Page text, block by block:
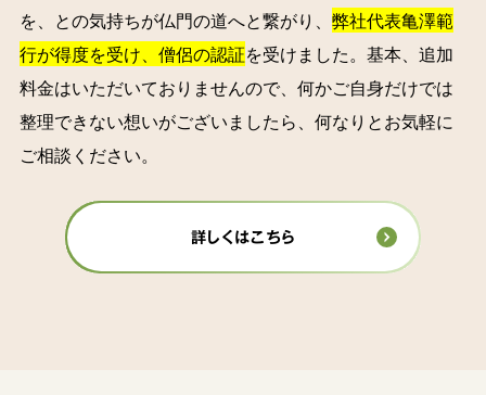
を、との気持ちが仏門の道へと繋がり、 弊社代表亀澤範
行が得度を受け、僧侶の認証を受けました。基本、追加
料金はいただいておりませんので、何かご自身だけでは
整理できない想いがございましたら、何なりとお気軽に
ご相談ください。
詳しくはこちら